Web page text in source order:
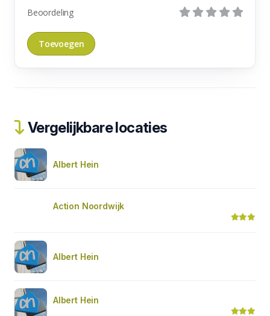
Beoordeling
Vergelijkbare locaties
Albert Hein
Action Noordwijk
Albert Hein
Albert Hein